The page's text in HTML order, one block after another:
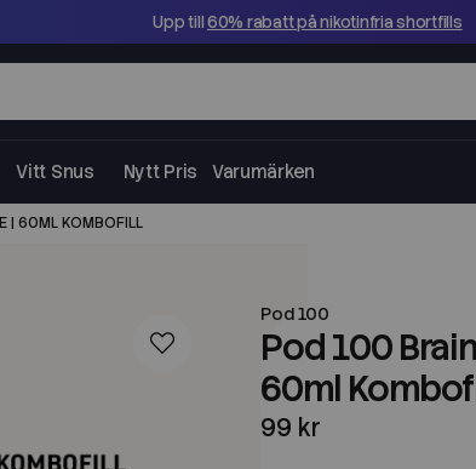
Upp till60% rabatt på nikotinfria shortfills
Vitt Snus Nytt Pris Varumärken
| 60ML KOMBOFILL
Pod 100
Pod 100
60ml
99 kr